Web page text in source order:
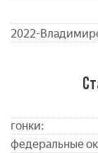
2022-
гонки:
федеральные